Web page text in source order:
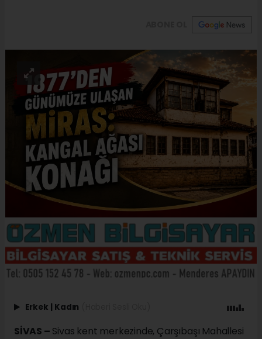
Erkek | Kadın
SİVAS – Sivas kent merkezinde, Çarşıbaşı Mahallesi